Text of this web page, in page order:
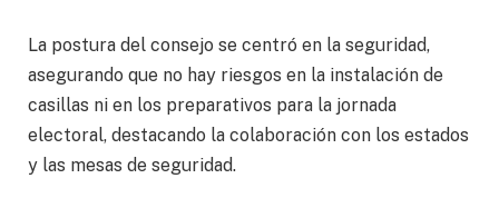
La postura del consejo se centró en la seguridad,
asegurando que no hay riesgos en la instalación de
casillas ni en los preparativos para la jornada
electoral, destacando la colaboración con los estados
y las mesas de seguridad.